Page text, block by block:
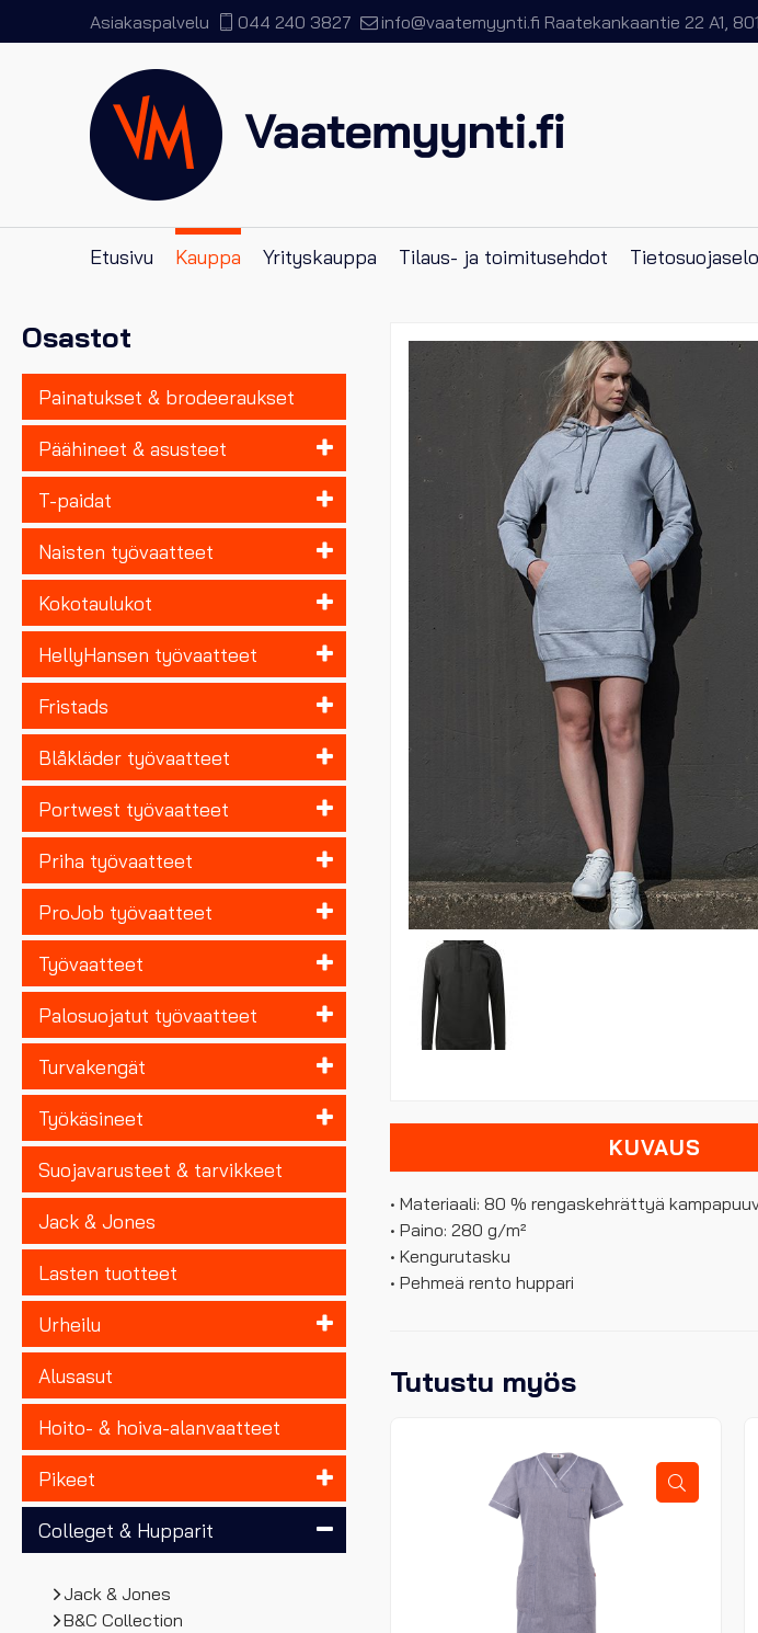
Asiakaspalvelu 044 240 3827 info@vaatemyynti.fi Raatekankaantie 22 A1,
Etusivu Kauppa Yrityskauppa Tilaus- ja toimitusehdot
Osastot
Painatukset & brodeeraukset
Päähineet & asusteet
T-paidat
Naisten työvaatteet
Kokotaulukot
HellyHansen työvaatteet
Fristads
Blåkläder työvaatteet
Portwest työvaatteet
Priha työvaatteet
ProJob työvaatteet
Työvaatteet
Palosuojatut työvaatteet
Turvakengät
Työkäsineet
Suojavarusteet & tarvikkeet
Jack & Jones
Lasten tuotteet
Urheilu
Alusasut
Hoito- & hoiva-alanvaatteet
Pikeet
Colleget & Hupparit
Jack & Jones
B&C Collection
KUVAUS
• Materiaali: 80 % rengaskehrättyä
• Paino: 280 g/m²
• Kengurutasku
• Pehmeä rento huppari
Tutustu myös